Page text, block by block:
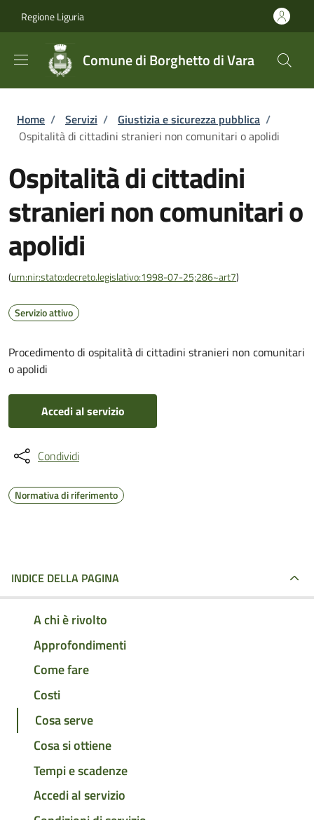
Regione Liguria
Comune di Borghetto di Vara
Briciole di pane
Home / Servizi / Giustizia e sicurezza pubblica /
Ospitalità di cittadini stranieri non comunitari o apolidi
Ospitalità di cittadini
stranieri non comunitari o
apolidi
(urn:nir:stato:decreto.legislativo:1998-07-25;286~art7)
Servizio attivo
Procedimento di ospitalità di cittadini stranieri non comunitari
o apolidi
Accedi al servizio
Condividi
Normativa di riferimento
INDICE DELLA PAGINA
A chi è rivolto
Approfondimenti
Come fare
Costi
Cosa serve
Cosa si ottiene
Tempi e scadenze
Accedi al servizio